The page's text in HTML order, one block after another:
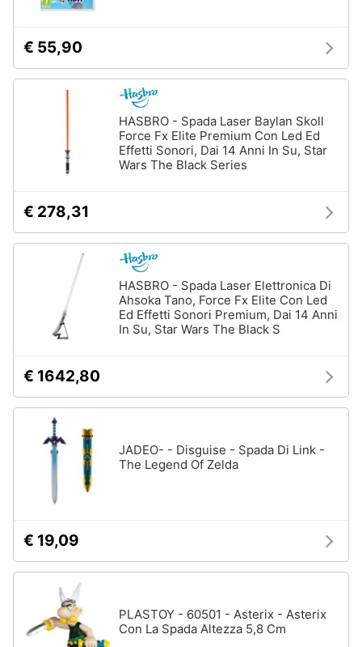
€ 55,90
HASBRO - Spada Laser Baylan Skoll
Force Fx Elite Premium Con Led Ed
Effetti Sonori, Dai 14 Anni In Su, Star
Wars The Black Series
€ 278,31
HASBRO - Spada Laser Elettronica Di
Ahsoka Tano, Force Fx Elite Con Led
Ed Effetti Sonori Premium, Dai 14 Anni
In Su, Star Wars The Black S
€ 1642,80
JADEO- - Disguise - Spada Di Link -
The Legend Of Zelda
€ 19,09
PLASTOY - 60501 - Asterix - Asterix
Con La Spada Altezza 5,8 Cm